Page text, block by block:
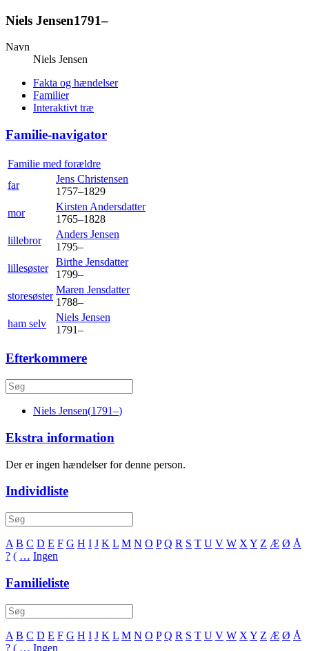
Niels Jensen1791–
Navn
Niels Jensen
Fakta og hændelser
Familier
Interaktivt træ
Familie-navigator
Familie med forældre
far
Jens Christensen
1757–1829
mor
Kirsten Andersdatter
1765–1828
lillebror
Anders Jensen
1795–
lillesøster
Birthe Jensdatter
1799–
storesøster
Maren Jensdatter
1788–
ham selv
Niels Jensen
1791–
Efterkommere
Niels Jensen(1791–)
Ekstra information
Der er ingen hændelser for denne person.
Individliste
A B C D E F G H I J K L M N O P Q R S T U V W X Y Z Æ Ø Å
? ( … Ingen
Familieliste
A B C D E F G H I J K L M N O P Q R S T U V W X Y Z Æ Ø Å
? ( … Ingen